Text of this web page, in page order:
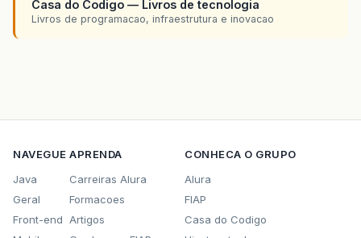
Casa do Codigo — Livros de tecnologia
Livros de programacao, infraestrutura e inovacao
NAVEGUE
Java
Geral
Front-end
APRENDA
Carreiras Alura
Formacoes
Artigos
CONHECA O GRUPO
Alura
FIAP
Casa do Codigo